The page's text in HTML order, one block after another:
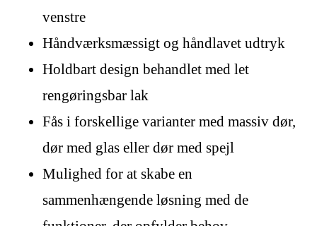
venstre
Håndværksmæssigt og håndlavet udtryk
Holdbart design behandlet med let
rengøringsbar lak
Fås i forskellige varianter med massiv dør,
dør med glas eller dør med spejl
Mulighed for at skabe en
sammenhængende løsning med de